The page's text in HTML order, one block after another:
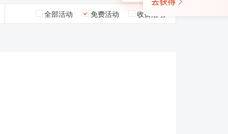
全部活动 免费活动 收费活动